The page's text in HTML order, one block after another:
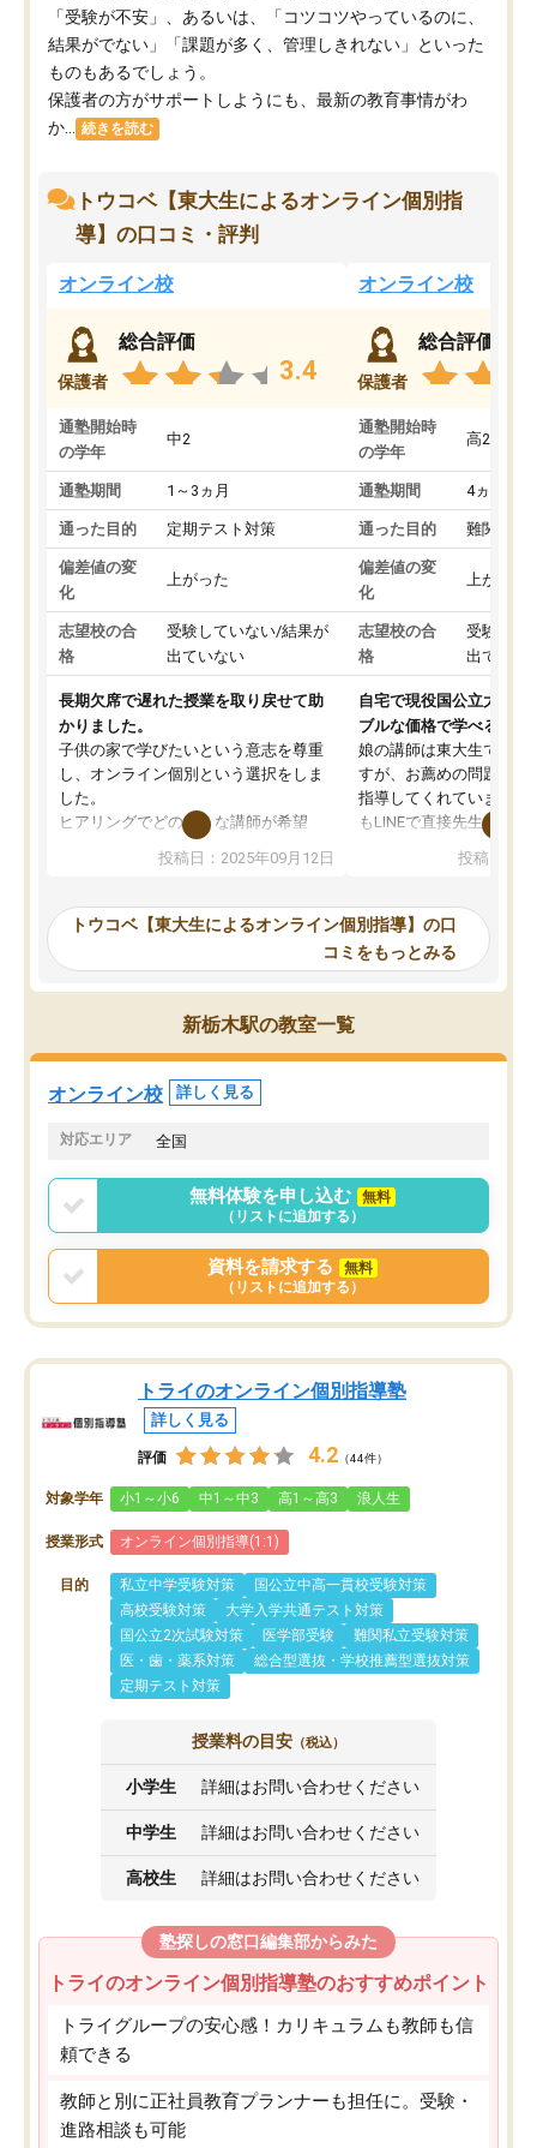
「受験が不安」、あるいは、「コツコツやっているのに、
結果がでない」「課題が多く、管理しきれない」といった
ものもあるでしょう。
保護者の方がサポートしようにも、最新の教育事情がわ
か...
続きを読む
トウコベ【東大生によるオンライン個別指
導】の口コミ・評判
オンライン校
保護者
総合評価
3.4
通塾開始時
の学年
中2
通塾期間 1～3ヵ月
通った目的 定期テスト対策
偏差値の変
化
上がった
志望校の合
格
受験していない/結果が
出ていない
長期欠席で遅れた授業を取り戻せて助
かりました。
子供の家で学びたいという意志を尊重
し、オンライン個別という選択をしま
した。
ヒアリングでどのような講師が希望
か、オプションは付帯するかなど選ぶ
事が出来ました。
ーティングを行い、その講師で良いか
見てから講師を決定する事ができま
す。
うちの子は、初回面談の講師の方で決
オンラインツールを使用した単語帳の
共有があり宿題もそちらで出される形
でした。
言う事で講師変更の申し出があり、あ
まりに短期での変更だった為、塾に通
う事にして退会しました。遅れも取り
戻せ、授業内容や講師の方は良かった
と思います。
投稿日：2025年09月12日
オンライン校
保護者
総合評価
通塾開始時
の学年
高2
通塾期間 4ヵ月～1
通った目的 難関私立
偏差値の変
化
上がった
志望校の合
格
受験して
出ていな
自宅で現役国公立大学生
ブルな価格で学べる
娘の講師は東大生では無
すが、お薦めの問題集や
指導してくれています。
もLINEで直接先生に質問
めれるので、個人に合
いなのがあり(有料)、受
ことをどんなスケジュー
くか相談したのですが、
ち期待したものではなく
くなってきたようなので
投稿日：
トウコベ【東大生によるオンライン個別指導】の口
コミをもっとみる
新栃木駅の教室一覧
オンライン校 詳しく見る
対応エリア 全国
無料体験を申し込む
無料
（リストに追加する）
資料を請求する
無料
（リストに追加する）
トライのオンライン個別指導塾
詳しく見る
評価 4.2 （44件）
対象学年 小1～小6 中1～中3 高1～高3 浪人生
授業形式 オンライン個別指導(1:1)
目的 私立中学受験対策
国公立中高一貫校受験対策
高校受験対策
大学入学共通テスト対策
国公立2次試験対策
医学部受験
難関私立受験対策
医・歯・薬系対策
総合型選抜・学校推薦型選抜対策
定期テスト対策
授業料の目安 （税込）
小学生 詳細はお問い合わせください
中学生 詳細はお問い合わせください
高校生 詳細はお問い合わせください
塾探しの窓口編集部からみた
トライのオンライン個別指導塾のおすすめポイント
トライグループの安心感！カリキュラムも教師も信
頼できる
教師と別に正社員教育プランナーも担任に。受験・
進路相談も可能